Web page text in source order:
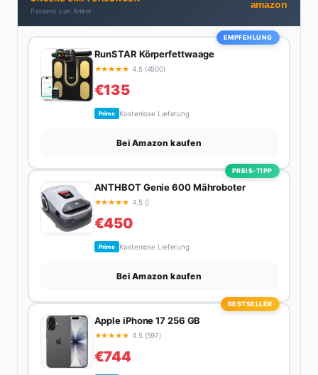
Passend zum Artikel
amazon
EMPFEHLUNG
RunSTAR Körperfettwaage
★★★★★ 4.5 (4500)
€135
Prime Kostenlose Lieferung
Bei Amazon kaufen
PREIS-TIPP
ANTHBOT Genie 600 Mähroboter
★★★★★ 4.5 ()
€450
Prime Kostenlose Lieferung
Bei Amazon kaufen
BESTSELLER
Apple iPhone 17 256 GB
★★★★★ 4.5 (597)
€744